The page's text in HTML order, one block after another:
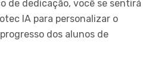
de dedicação, você se sentirá
IA para personalizar o
dos alunos de